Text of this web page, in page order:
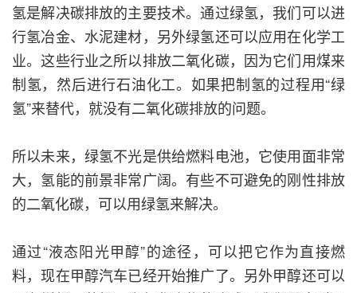
氢是解决碳排放的主要技术。通过绿氢，我们可以进
行氢冶金、水泥建材，另外绿氢还可以应用在化学工
业。这些行业之所以排放二氧化碳，因为它们用煤来
制氢，然后进行石油化工。如果把制氢的过程用“绿
氢”来替代，就没有二氧化碳排放的问题。
所以未来，绿氢不光是供给燃料电池，它使用面非常
大，氢能的前景非常广阔。有些不可避免的刚性排放
的二氧化碳，可以用绿氢来解决。
通过“液态阳光甲醇”的途径，可以把它作为直接燃
料，现在甲醇汽车已经开始推广了。另外甲醇还可以